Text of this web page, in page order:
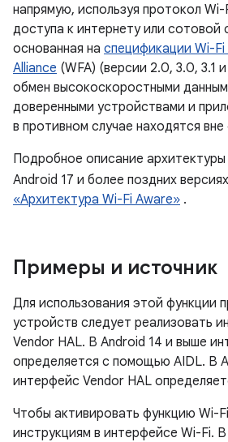
напрямую, используя протокол Wi-
доступа к интернету или сотовой
основанная на спецификации Wi-Fi
Alliance (WFA) (версии 2.0, 3.0, 3.1
обмен высокоскоростными
доверенными устройствами и
в противном случае находятся вне
Подробное описание архитектуры
Android 17 и более поздних
«Архитектура Wi-Fi Aware» .
Примеры и источник
Для использования этой функции
устройств следует реализовать
Vendor HAL. В Android 14 и выше
определяется с помощью AIDL. В
интерфейс Vendor HAL
Чтобы активировать функцию Wi-
инструкциям в интерфейсе Wi-Fi.